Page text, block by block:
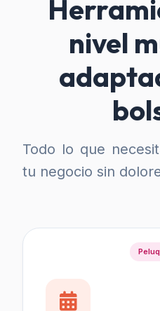
nivel
Todo lo que
tu negocio sin